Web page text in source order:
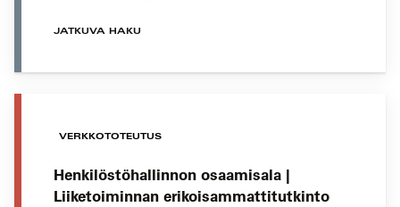
JATKUVA HAKU
VERKKOTOTEUTUS
Henkilöstöhallinnon osaamisala |
Liiketoiminnan erikoisammattitutkinto